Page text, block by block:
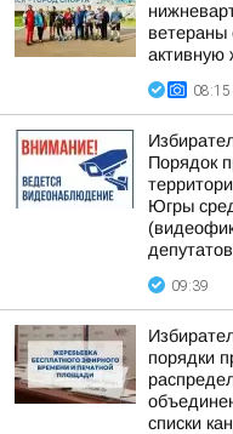
ветераны
активную
08:15
Порядок
Югры
09:39
порядки
списки